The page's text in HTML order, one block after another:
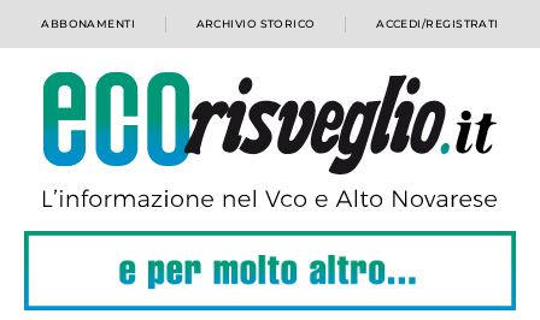
ABBONAMENTI ARCHIVIO STORICO ACCEDI/REGISTRATI